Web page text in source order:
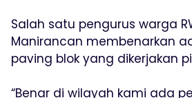
Salah satu pengurus warga
Manirancan membenarkan
paving blok yang dikerjakan
“Benar di wilayah kami ada